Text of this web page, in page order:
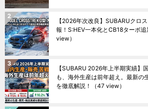
【2026年次改良】SUBARUクロ
報！S:HEV一本化とCB18ターボ
view）
【SUBARU 2026年上半期実績】
も、海外生産は前年超え。最新の
を徹底解説！
（47 view）